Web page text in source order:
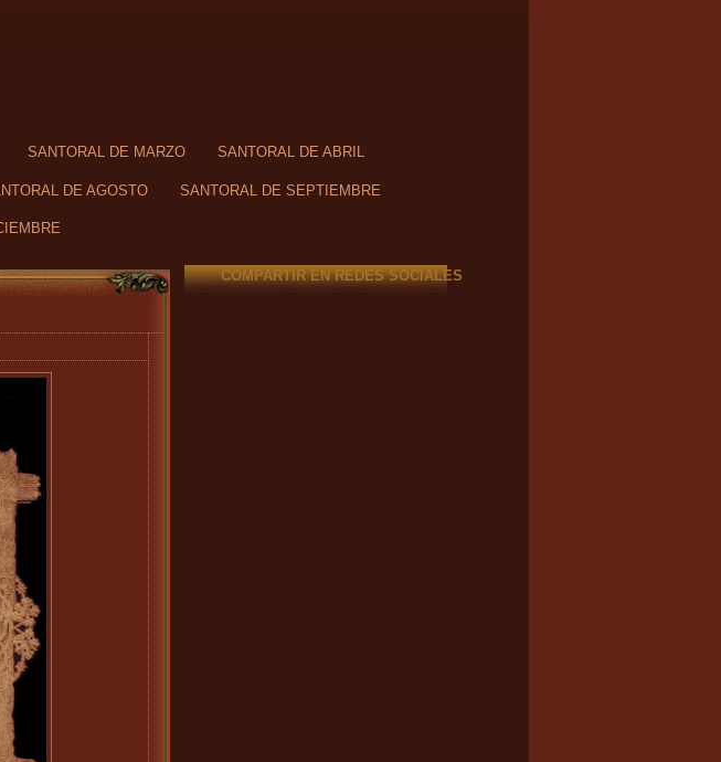
SANTORAL DE MARZO SANTORAL DE ABRIL
DE AGOSTO SANTORAL DE SEPTIEMBRE
COMPARTIR EN REDES SOCIALES